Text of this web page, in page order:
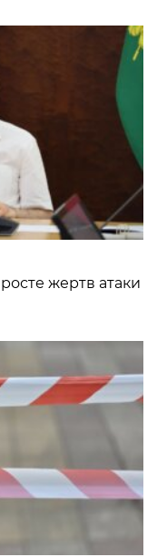
жертв атаки